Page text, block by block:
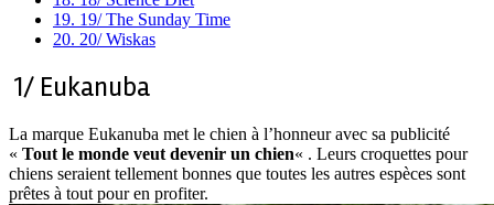
19. 19/ The Sunday Time
20. 20/ Wiskas
1/ Eukanuba
La marque Eukanuba met le chien à l’honneur avec sa publicité
« Tout le monde veut devenir un chien« . Leurs croquettes pour
chiens seraient tellement bonnes que toutes les autres espèces sont
prêtes à tout pour en profiter.